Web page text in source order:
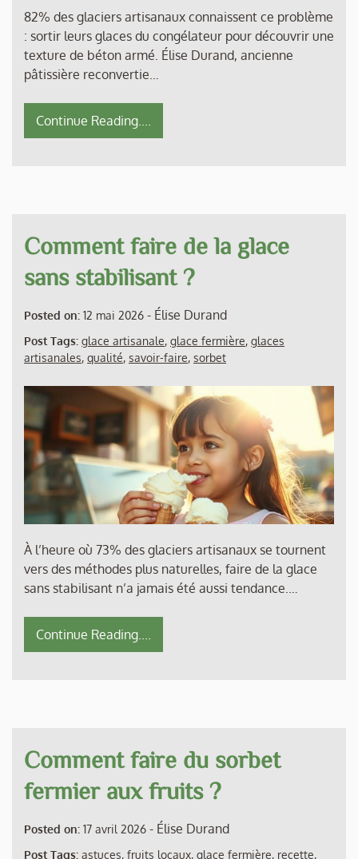
82% des glaciers artisanaux connaissent ce problème
: sortir leurs glaces du congélateur pour découvrir une
texture de béton armé. Élise Durand, ancienne
pâtissière reconvertie…
Continue Reading....
Comment faire de la glace
sans stabilisant ?
Posted on: 12 mai 2026 - Élise Durand
Post Tags: glace artisanale, glace fermière, glaces
artisanales, qualité, savoir-faire, sorbet
À l’heure où 73% des glaciers artisanaux se tournent
vers des méthodes plus naturelles, faire de la glace
sans stabilisant n’a jamais été aussi tendance.…
Continue Reading....
Comment faire du sorbet
fermier aux fruits ?
Posted on: 17 avril 2026 - Élise Durand
Post Tags: astuces, fruits locaux, glace fermière, recette,